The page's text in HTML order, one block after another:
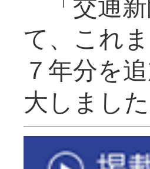
て、これ
７年分を
大し